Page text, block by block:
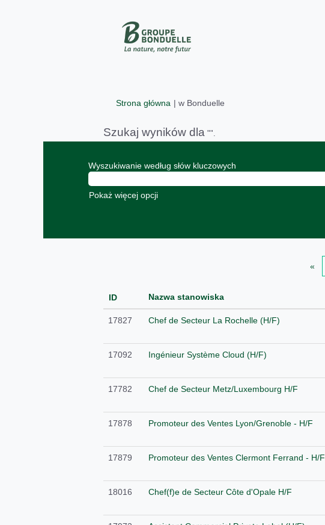
Strona główna | w Bonduelle
Szukaj wyników dla "".
Wyszukiwanie według słów kluczowych
Pokaż więcej opcji
«
ID Nazwa stanowiska
17827 Chef de Secteur La Rochelle (H/F)
17092 Ingénieur Système Cloud (H/F)
17782 Chef de Secteur Metz/Luxembourg H/F
17878 Promoteur des Ventes Lyon/Grenoble - H/F
17879 Promoteur des Ventes Clermont Ferrand - H/F
18016 Chef(f)e de Secteur Côte d'Opale H/F